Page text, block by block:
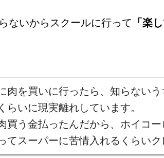
ないからスクールに行って 「楽
肉を買いに行ったら、知らない
らいに現実離れしています。
買う金払ったんだから、ホイコ
てスーパーに苦情入れるくらいク